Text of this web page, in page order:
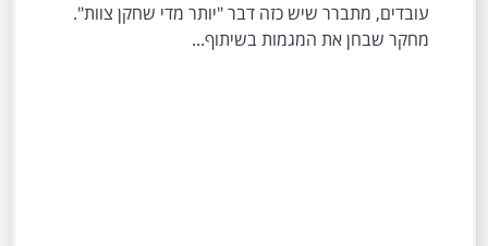
עובדים, מתברר שיש כזה דבר "יותר מדי שחקן צוות".
מחקר שבחן את המגמות בשיתוף...